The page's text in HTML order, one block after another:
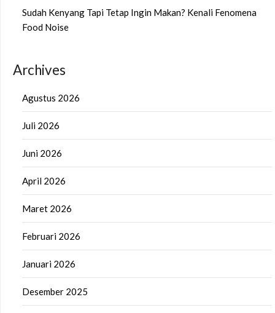
Sudah Kenyang Tapi Tetap Ingin Makan? Kenali Fenomena
Food Noise
Archives
Agustus 2026
Juli 2026
Juni 2026
April 2026
Maret 2026
Februari 2026
Januari 2026
Desember 2025